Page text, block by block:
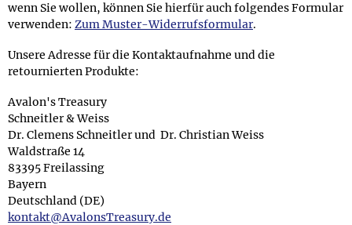
wenn Sie wollen, können Sie hierfür auch folgendes Formular
verwenden: Zum Muster-Widerrufsformular.
Unsere Adresse für die Kontaktaufnahme und die
retournierten Produkte:
Avalon's Treasury
Schneitler & Weiss
Dr. Clemens Schneitlerund Dr. Christian Weiss
Waldstraße 14
83395 Freilassing
Bayern
Deutschland (DE)
kontakt@AvalonsTreasury.de